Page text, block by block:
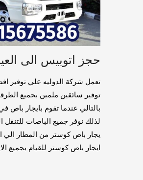
حجز اتوبيس الى
تعمل شركة الدوليه علي توفير
توفير سائقين ملمين بجميع الطرقات
بالتالي عندما تقوم بايجار باص في
لذلك نوفر جميع الباصات للتنقل
يجار باص كوستر من المطار الي الغردقة 01115675586 أجر باص 24 راكب الي
ايجار باص كوستر للقيام بجميع